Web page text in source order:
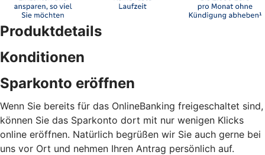
Produktdetails
Konditionen
Sparkonto eröffnen
Wenn Sie bereits für das OnlineBanking freigeschaltet sind,
können Sie das Sparkonto dort mit nur wenigen Klicks
online eröffnen. Natürlich begrüßen wir Sie auch gerne bei
uns vor Ort und nehmen Ihren Antrag persönlich auf.